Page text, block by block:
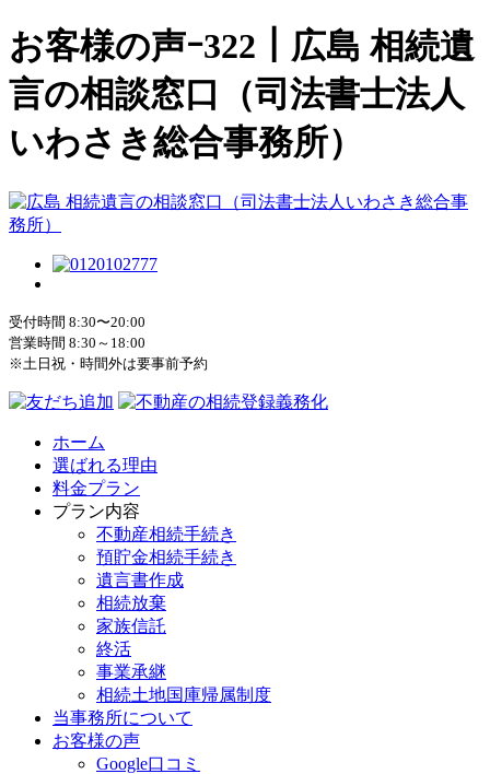
お客様の声ｰ322｜広島 相続遺
言の相談窓口（司法書士法人
いわさき総合事務所）
受付時間 8:30〜20:00
営業時間 8:30～18:00
※土日祝・時間外は要事前予約
ホーム
選ばれる理由
料金プラン
プラン内容
不動産相続手続き
預貯金相続手続き
遺言書作成
相続放棄
家族信託
終活
事業承継
相続土地国庫帰属制度
当事務所について
お客様の声
Google口コミ